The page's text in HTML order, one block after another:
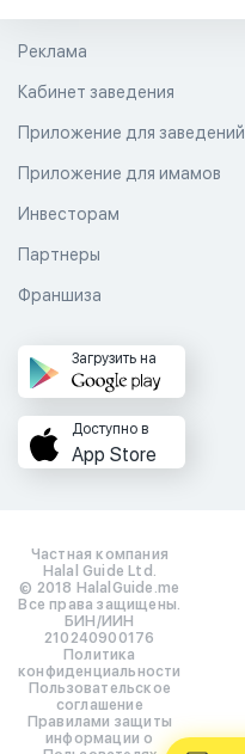
Реклама
Кабинет заведения
Приложение для заведений
Приложение для имамов
Инвесторам
Партнеры
Франшиза
Загрузить на
Доступно в
App Store
Частная компания
Halal Guide Ltd.
© 2018 HalalGuide.me
Все права защищены.
БИН/ИИН
210240900176
Политика
конфиденциальности
Пользовательское
соглашение
Правилами защиты
информации о